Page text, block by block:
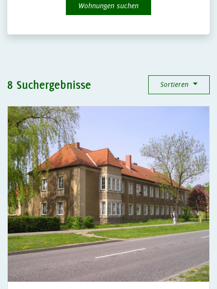
Wohnungen suchen
8 Suchergebnisse Sortieren